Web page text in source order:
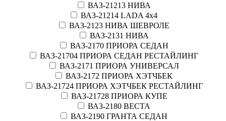
ВАЗ-21213 НИВА
ВАЗ-21214 LADA 4х4
ВАЗ-2123 НИВА ШЕВРОЛЕ
ВАЗ-2131 НИВА
ВАЗ-2170 ПРИОРА СЕДАН
ВАЗ-21704 ПРИОРА СЕДАН РЕСТАЙЛИНГ
ВАЗ-2171 ПРИОРА УНИВЕРСАЛ
ВАЗ-2172 ПРИОРА ХЭТЧБЕК
ВАЗ-21724 ПРИОРА ХЭТЧБЕК РЕСТАЙЛИНГ
ВАЗ-21728 ПРИОРА КУПЕ
ВАЗ-2180 ВЕСТА
ВАЗ-2190 ГРАНТА СЕДАН